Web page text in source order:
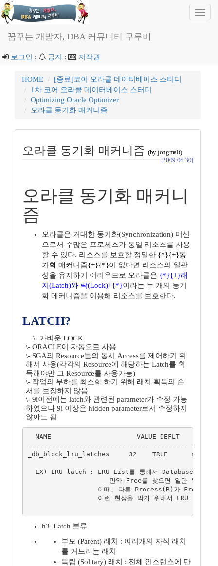
꿈꾸는 개발자, DBA 커뮤니티 구루비
로그인 : 공지 : 저작권
HOME
[종료]코어 오라클 데이터베이스 스터디
1차 코어 오라클 데이터베이스 스터디
Optimizing Oracle Optimizer
오라클 동기화 매커니즘
오라클 동기화 매커니즘 (by jongmali)
[2009.04.30]
오라클 동기화 매커니
즘
오라클은 거대한 동기화(Synchronization) 머신
으로서 수많은 프로세스가 동일 리소스를 사용
할 수 있다. 리소스를 보호할 정밀한 {*}{+}동
기화 매커니즘{+}{*}이 없다면 리소스의 일관
성을 유지하기 어려우므로 오라클은 {*}{+}래
치(Latch)와 락(Lock)+{*}이라는 두 개의 동기
화 메커니즘을 이용해 리소스를 보호한다.
LATCH?
\- 가벼운 LOCK
\- ORACLE이 자동으로 사용
\- SGA의 Resource들의 동시 Access를 제어하기 위
해서 사용(각각의 Resource에 해당하는 Latch를 획
득해야만 그 Resource를 사용가능)
\- 작업의 부하를 최소화 하기 위해 래치 획득의 순
서를 보장하지 않음
\- 9i이전에는 latch와 관련된 parameter가 수정 가능
하였으나 9i 이상은 hidden parameter로서 수정하지
않아도 됨
NAME                      VALUE DEFLT     TYPE
------------------------- ----- ---------
_db_block_lru_latches     32    TRUE
EX) LRU latch : LRU List를 통해서 Database
만약 Free를 찾으면 일단 "Mark"
이때, 다른 Process(B)가 Free Buffer
이런 현상을 막기 위해서 LRU latch를
h3. Latch 분류
부모 (Parent) 래치 : 여러개의 자식 래치
를 거느리는 래치
독립 (Solitary) 래치 : 전체 인스턴스에 단